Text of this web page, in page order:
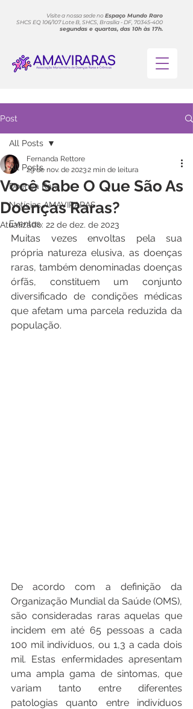
Visite a nossa sede noEspaço Mundo Raro
SHCS EQ 106/107 Lote B, SHCS, Brasília - DF, 70345-400
segundas e quartas, das 10h às 17h.
Post
All Posts
Doença Rara
Notícias AMAVIRARAS
Eventos
All Posts
Você Sabe O Que São As
Doenças Raras?
Fernanda Rettore
29 de nov. de 20232 min de leitura
Atualizado: 22 de dez. de 2023
Muitas vezes envoltas pela sua
própria natureza elusiva, as doenças
raras, também denominadas doenças
órfãs, constituem um conjunto
diversificado de condições médicas
que afetam uma parcela reduzida da
população.
De acordo com a definição da
Organização Mundial da Saúde (OMS),
são consideradas raras aquelas que
incidem em até 65 pessoas a cada
100 mil indivíduos, ou 1,3 a cada dois
mil. Estas enfermidades apresentam
uma ampla gama de sintomas, que
variam tanto entre diferentes
patologias quanto entre indivíduos